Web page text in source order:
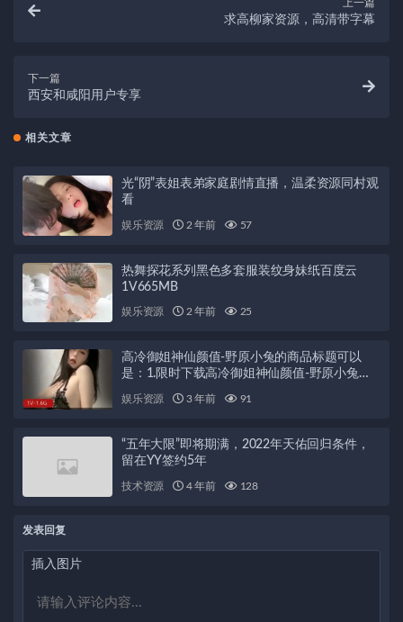
上一篇
求高柳家资源，高清带字幕
下一篇
西安和咸阳用户专享
相关文章
光“阴”表姐表弟家庭剧情直播，温柔资源同村观
看
娱乐资源 2 年前 57
热舞探花系列黑色多套服装纹身妹纸百度云
1V665MB
娱乐资源 2 年前 25
高冷御姐神仙颜值-野原小兔的商品标题可以
是：1.限时下载高冷御姐神仙颜值-野原小兔内
御姐的神仙颜值与资源，1V1.6G完美下载体
展现极致美丽！4.野原小兔：高冷御姐的
1V1.6G资源，颜值与身材的完美结合！5.限时
衣尽显性感！
娱乐资源 3 年前 91
“五年大限”即将期满，2022年天佑回归条件，
留在YY签约5年
技术资源 4 年前 128
发表回复
插入图片